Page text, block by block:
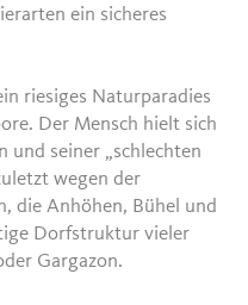
ein sicheres
riesiges Naturparadies
Der Mensch hielt sich
und seiner „schlechten
wegen der
die Anhöhen, Bühel und
Dorfstruktur vieler
Gargazon.